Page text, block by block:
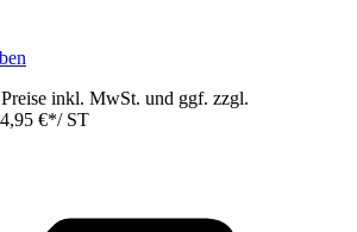
inkl. MwSt. und ggf. zzgl.
€*/ ST